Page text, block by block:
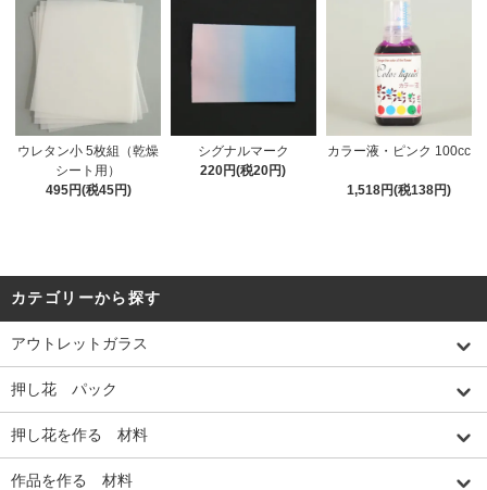
ウレタン小 5枚組（乾燥
シート用）
495円(税45円)
シグナルマーク
220円(税20円)
カラー液・ピンク 100cc
1,518円(税138円)
カテゴリーから探す
アウトレットガラス
押し花 パック
押し花を作る 材料
作品を作る 材料